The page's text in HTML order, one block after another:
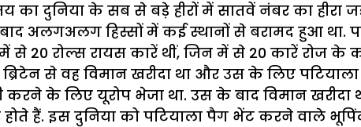
के सब से बड़े हीरों में सातवें नंबर का हीरा
बाद अलगअलग हिस्सों में कई स्थानों से बरामद हुआ
20 रोल्स रायस कारें थीं, जिन में से 20 कारें रोज के
से वह विमान खरीदा था और उस के लिए
के लिए यूरोप भेजा था. उस के बाद विमान खरीदा
हैं. इस दुनिया कोपटियाला पैग भेंट करने वाले